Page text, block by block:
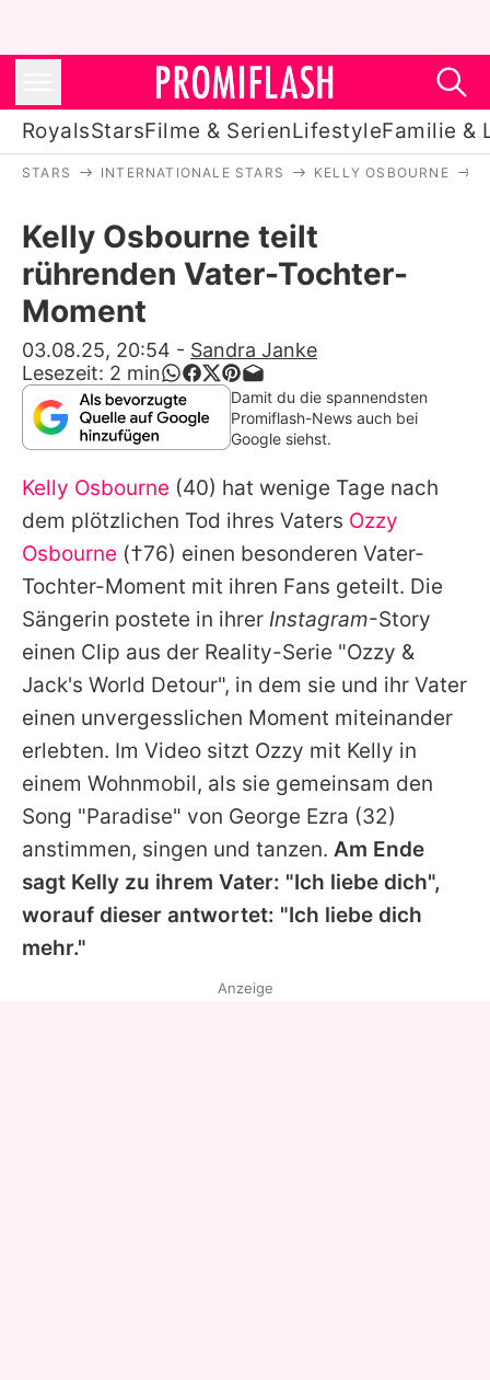
RoyalsStarsFilme & SerienLifestyleFamilie &
Stars
Filme & Serien
Lifestyle
Familie & Liebe
Promiflash Exklusiv
Alle Themen auf Promiflash
Jobs
App runterladen
Team
Redaktionelle Richtlinien
Impressum
Datenschutzerklärung
Nutzungsbedingungen
Utiq verwalten
STARS INTERNATIONALE STARS KELLY OSBOURNE
Kelly Osbourne teilt
rührenden Vater-Tochter-
Moment
03.08.25, 20:54 - Sandra Janke
Lesezeit: 2 min
Damit du die spannendsten
Promiflash-News auch bei
Google siehst.
Kelly Osbourne (40) hat wenige Tage nach
dem plötzlichen Tod ihres Vaters Ozzy
Osbourne (†76) einen besonderen Vater-
Tochter-Moment mit ihren Fans geteilt. Die
Sängerin postete in ihrer Instagram-Story
einen Clip aus der Reality-Serie "Ozzy &
Jack's World Detour", in dem sie und ihr Vater
einen unvergesslichen Moment miteinander
erlebten. Im Video sitzt Ozzy mit Kelly in
einem Wohnmobil, als sie gemeinsam den
Song "Paradise" von George Ezra (32)
anstimmen, singen und tanzen. Am Ende
sagt Kelly zu ihrem Vater: "Ich liebe dich",
worauf dieser antwortet: "Ich liebe dich
mehr."
Anzeige